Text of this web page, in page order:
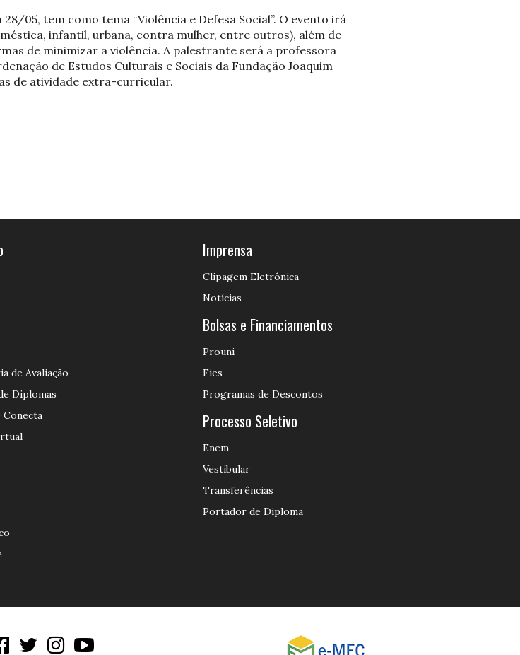
05, tem como tema “Violência e Defesa Social”. O evento irá
infantil, urbana, contra mulher, entre outros), além de
de minimizar a violência. A palestrante será a professora
de Estudos Culturais e Sociais da Fundação Joaquim
de atividade extra-curricular.
de Avaliação
Diplomas
Conecta
Imprensa
Clipagem Eletrônica
Notícias
Bolsas e Financiamentos
Prouni
Fies
Programas de Descontos
Processo Seletivo
Enem
Vestibular
Transferências
Portador de Diploma